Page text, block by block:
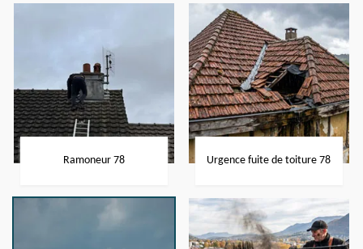
Ramoneur 78 Urgence fuite de toiture 78